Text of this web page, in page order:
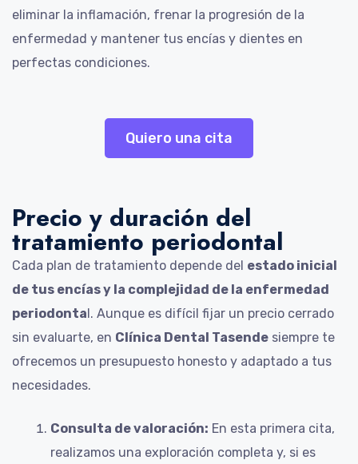
eliminar la inflamación, frenar la progresión de la
enfermedad y mantener tus encías y dientes en
perfectas condiciones.
Quiero una cita
Precio y duración del
tratamiento periodontal
Cada plan de tratamiento depende del estado inicial
de tus encías y la complejidad de la enfermedad
periodontal. Aunque es difícil fijar un precio cerrado
sin evaluarte, en Clínica Dental Tasende siempre te
ofrecemos un presupuesto honesto y adaptado a tus
necesidades.
Consulta de valoración: En esta primera cita,
realizamos una exploración completa y, si es